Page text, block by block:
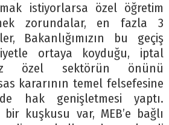
istiyorlarsa özel öğretim
zorundalar, en fazla 3
Bakanlığımızın bu geçiş
ortaya koyduğu, iptal
özel sektörün önünü
kararının temel felsefesine
hak genişletmesi yaptı.
kuşkusu var, MEB’e bağlı